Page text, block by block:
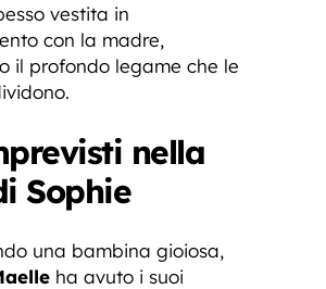
vestita in
con la madre,
il profondo legame che le
nella
Sophie
una bambina gioiosa,
ha avuto i suoi